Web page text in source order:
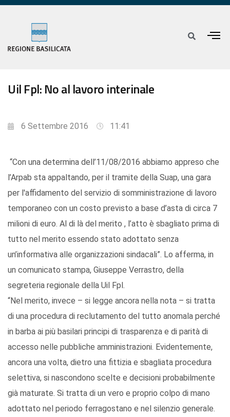
Uil Fpl: No al lavoro interinale
6 Settembre 2016 11:41
“Con una determina dell’11/08/2016 abbiamo appreso che
l’Arpab sta appaltando, per il tramite della Suap, una gara
per l'affidamento del servizio di somministrazione di lavoro
temporaneo con un costo previsto a base d’asta di circa 7
milioni di euro. Al di là del merito , l’atto è sbagliato prima di
tutto nel merito essendo stato adottato senza
un’informativa alle organizzazioni sindacali”. Lo afferma, in
un comunicato stampa, Giuseppe Verrastro, della
segreteria regionale della Uil Fpl.
“Nel merito, invece – si legge ancora nella nota – si tratta
di una procedura di reclutamento del tutto anomala perché
in barba ai più basilari principi di trasparenza e di parità di
accesso nelle pubbliche amministrazioni. Evidentemente,
ancora una volta, dietro una fittizia e sbagliata procedura
selettiva, si nascondono scelte e decisioni probabilmente
già maturate. Si tratta di un vero e proprio colpo di mano
adottato nel periodo ferragostano e nel silenzio generale.